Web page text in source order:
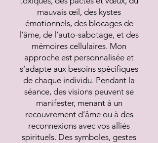
mauvais œil, des kystes
émotionnels, des blocages de
l’âme, de l’auto-sabotage, et des
mémoires cellulaires. Mon
approche est personnalisée et
s’adapte aux besoins spécifiques
de chaque individu. Pendant la
séance, des visions peuvent se
manifester, menant à un
recouvrement d’âme ou à des
reconnexions avec vos alliés
spirituels. Des symboles, gestes